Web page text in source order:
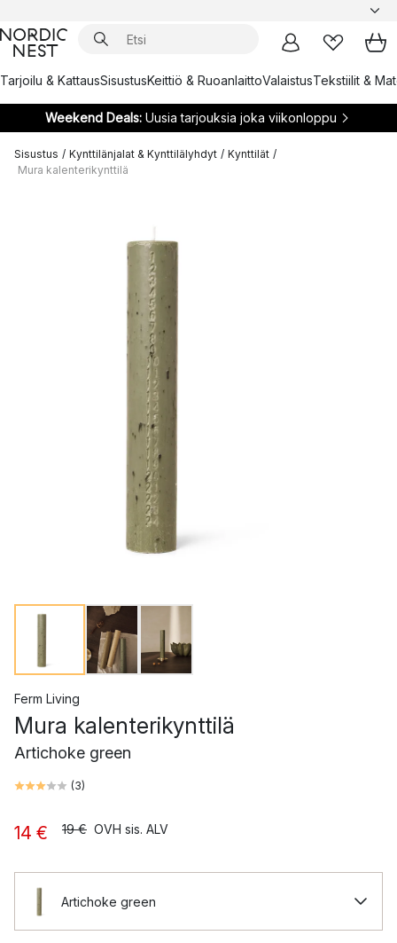
Tarjoilu & KattausSisustusKeittiö & RuoanlaittoValaistusTekstiilit &
Weekend Deals:Uusia tarjouksia joka viikonloppu
Sisustus / Kynttilänjalat & Kynttilälyhdyt / Kynttilät /
Mura kalenterikynttilä
Ferm Living
Mura kalenterikynttilä
Artichoke green
(3)
14 € 19 € OVH sis. ALV
Artichoke green